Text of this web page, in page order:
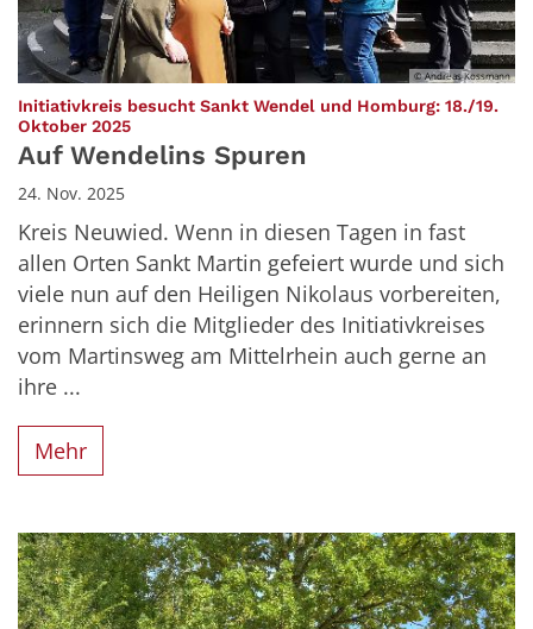
© Andreas Kossmann
Initiativkreis besucht Sankt Wendel und Homburg: 18./19.
Oktober 2025:
Auf Wendelins Spuren
24. Nov. 2025
Kreis Neuwied. Wenn in diesen Tagen in fast
allen Orten Sankt Martin gefeiert wurde und sich
viele nun auf den Heiligen Nikolaus vorbereiten,
erinnern sich die Mitglieder des Initiativkreises
vom Martinsweg am Mittelrhein auch gerne an
ihre ...
Mehr